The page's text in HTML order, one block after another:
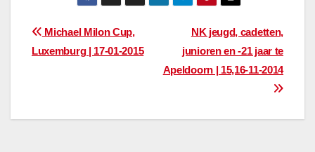
Bericht
navigatie
NK jeugd, cadetten,
junioren en -21 jaar te
Apeldoorn | 15,16-11-2014
Michael Milon Cup,
Luxemburg | 17-01-2015